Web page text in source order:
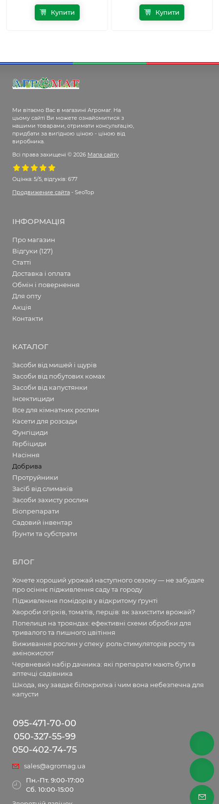
Купити Купити
Ми вітаємо Вас в магазині Агромаг. На
цьому сайті Ви можете ознайомитися з
нашими товарами, отримати консультацію,
придбати за вигідною ціною - ціною від
виробника.
Всі права захищені © 2026 Мапа сайту
Оцінка: 5/5, відгуків: 677
Продвижение сайта - SeoTop
ІНФОРМАЦІЯ
Про магазин
Відгуки (127)
Статті
Доставка і оплата
Обмін і повернення
Для опту
Акція
Контакти
КАТАЛОГ
Засоби від мишей і щурів
Засоби від побутових комах
Засоби від капустянки
Інсектициди
Все для кімнатних рослин
Касети для розсади
Фунгіциди
Гербіциди
Насіння
Добрива
Протруйники
Засіб від слимаків
Засоби захисту рослин
Біопрепарати
Садовий інвентар
Ґрунти та субстрати
БЛОГ
Хочете хороший урожай наступного сезону — не забудьте
про осіннє підживлення саду та городу
Підживлення помідорів у відкритому ґрунті
Хвороби огірків, томатів, перців: як захистити врожай?
Попелиця на трояндах: ефективні схеми обробки для
тривалого та пишного цвітіння
Виживання рослин у спеку: роль стимуляторів росту та
амінокислот
Червневий набір дачника: які препарати мають бути в
аптечці садівника
Шкода, яку завдає білокрилка і чим вона небезпечна для
капусти
095-471-70-00
050-327-55-99
050-402-74-75
sales@agromag.ua
Пн.-Пт. 9:00-17:00
Сб. 10:00-15:00